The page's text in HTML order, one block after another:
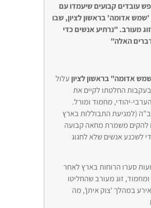
עובדים קבועים שיעמדו עם
אדומה' בראשון לציון, שבו
מעורב. "נרתיע אנשים כדי
האלה"
אדומה" בראשון לציון עלול
החלטתו לקיים את
יהודי, מחמוד ומורל.
(למניעת התבוללות בארץ
להקים משמרת מחאה קבועה
לשכנע אנשים שלא לחגוג
סערו הרוחות בארץ לאחר
זוג מעורב שהחליטו
במהלך 'צוק איתן', מה